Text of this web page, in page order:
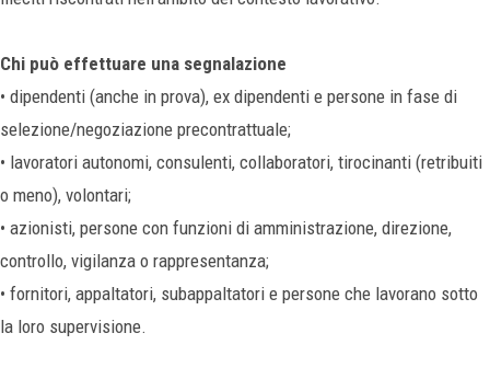
Chi può effettuare una segnalazione
• dipendenti (anche in prova), ex dipendenti e persone in fase di
selezione/negoziazione precontrattuale;
• lavoratori autonomi, consulenti, collaboratori, tirocinanti (retribuiti
o meno), volontari;
• azionisti, persone con funzioni di amministrazione, direzione,
controllo, vigilanza o rappresentanza;
• fornitori, appaltatori, subappaltatori e persone che lavorano sotto
la loro supervisione.